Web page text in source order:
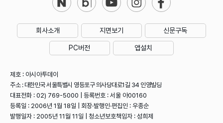
회사소개 지면보기 신문구독
PC버전 앱설치
제호 : 아시아투데이
주소 : 대한민국 서울특별시 영등포구 의사당대로1길 34 인영빌딩
대표전화 : 02) 769-5000 | 등록번호 : 서울 아00160
등록일 : 2006년 1월 18일 | 회장·발행인·편집인 : 우종순
발행일자 : 2005년 11월 11일 | 청소년보호책임자 : 성희제